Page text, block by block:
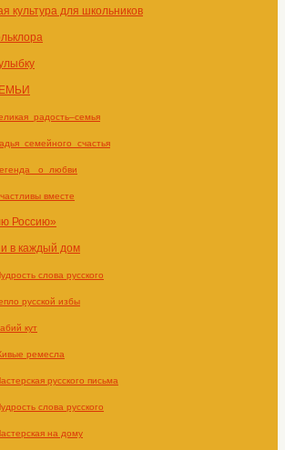
культура для школьников
_о_любви
вместе
Россию»
в каждый дом
слова русского
русской избы
кут
ремесла
русского письма
слова русского
на дому